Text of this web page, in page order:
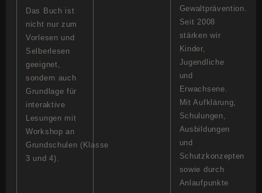
Das Buch ist
nicht nur zum
Vorlesen und
Selberlesen
geeignet,
sondern auch
Grundlage für
interaktive
Lesungen mit
Workshop an
Grundschulen (Klasse
3 und 4).
Gewaltprävention.
Seit 2008
stärken wir
Kinder,
Jugendliche
und
Erwachsene.
Mit Aufklärung,
Schulungen,
Ausbildungen
und
Schutzkonzepten
sowie durch
Anlaufpunkte